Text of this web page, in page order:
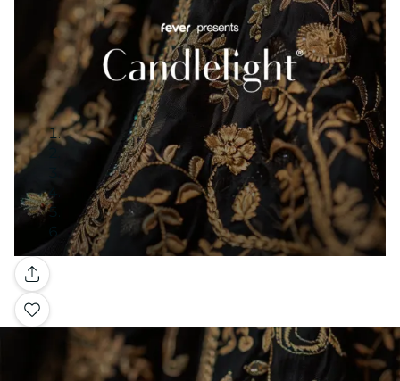
Galerie